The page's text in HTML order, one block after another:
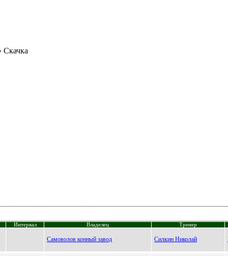
Скачка
Интервал Владелец Тренер
Самоволов конный завод Силкин Николай